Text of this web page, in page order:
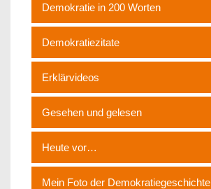
Demokratie in 200 Worten
Demokratiezitate
Erklärvideos
Gesehen und gelesen
Heute vor…
Mein Foto der Demokratiegeschichte